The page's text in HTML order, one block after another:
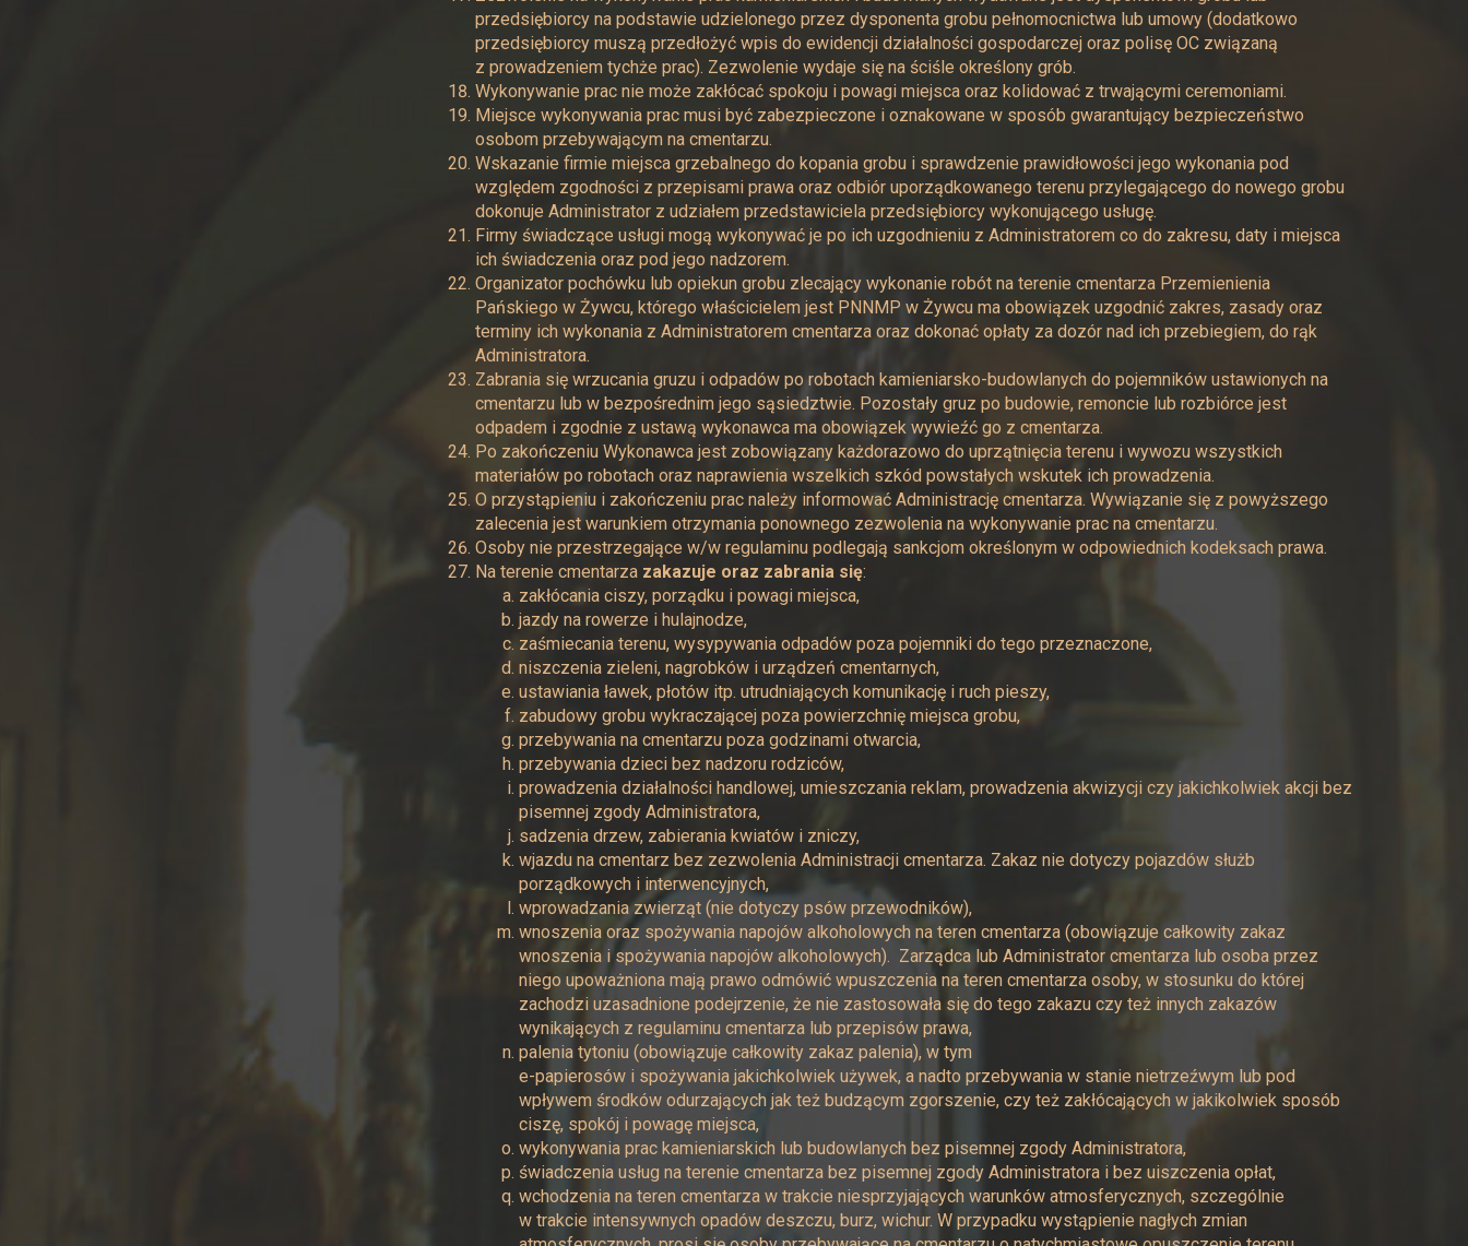
przedsiębiorcy na podstawie udzielonego przez dysponenta grobu pełnomocnictwa lub umowy (dodatkowo
przedsiębiorcy muszą przedłożyć wpis do ewidencji działalności gospodarczej oraz polisę OC związaną
z prowadzeniem tychże prac). Zezwolenie wydaje się na ściśle określony grób.
Wykonywanie prac nie może zakłócać spokoju i powagi miejsca oraz kolidować z trwającymi ceremoniami.
Miejsce wykonywania prac musi być zabezpieczone i oznakowane w sposób gwarantujący bezpieczeństwo
osobom przebywającym na cmentarzu.
Wskazanie firmie miejsca grzebalnego do kopania grobu i sprawdzenie prawidłowości jego wykonania pod
względem zgodności z przepisami prawa oraz odbiór uporządkowanego terenu przylegającego do nowego grobu
dokonuje Administrator z udziałem przedstawiciela przedsiębiorcy wykonującego usługę.
Firmy świadczące usługi mogą wykonywać je po ich uzgodnieniu z Administratorem co do zakresu, daty i miejsca
ich świadczenia oraz pod jego nadzorem.
Organizator pochówku lub opiekun grobu zlecający wykonanie robót na terenie cmentarza Przemienienia
Pańskiego w Żywcu, którego właścicielem jest PNNMP w Żywcu ma obowiązek uzgodnić zakres, zasady oraz
terminy ich wykonania z Administratorem cmentarza oraz dokonać opłaty za dozór nad ich przebiegiem, do rąk
Administratora.
Zabrania się wrzucania gruzu i odpadów po robotach kamieniarsko-budowlanych do pojemników ustawionych na
cmentarzu lub w bezpośrednim jego sąsiedztwie. Pozostały gruz po budowie, remoncie lub rozbiórce jest
odpadem i zgodnie z ustawą wykonawca ma obowiązek wywieźć go z cmentarza.
Po zakończeniu Wykonawca jest zobowiązany każdorazowo do uprzątnięcia terenu i wywozu wszystkich
materiałów po robotach oraz naprawienia wszelkich szkód powstałych wskutek ich prowadzenia.
O przystąpieniu i zakończeniu prac należy informować Administrację cmentarza. Wywiązanie się z powyższego
zalecenia jest warunkiem otrzymania ponownego zezwolenia na wykonywanie prac na cmentarzu.
Osoby nie przestrzegające w/w regulaminu podlegają sankcjom określonym w odpowiednich kodeksach prawa.
Na terenie cmentarza zakazuje oraz zabrania się:
zakłócania ciszy, porządku i powagi miejsca,
jazdy na rowerze i hulajnodze,
zaśmiecania terenu, wysypywania odpadów poza pojemniki do tego przeznaczone,
niszczenia zieleni, nagrobków i urządzeń cmentarnych,
ustawiania ławek, płotów itp. utrudniających komunikację i ruch pieszy,
zabudowy grobu wykraczającej poza powierzchnię miejsca grobu,
przebywania na cmentarzu poza godzinami otwarcia,
przebywania dzieci bez nadzoru rodziców,
prowadzenia działalności handlowej, umieszczania reklam, prowadzenia akwizycji czy jakichkolwiek akcji bez
pisemnej zgody Administratora,
sadzenia drzew, zabierania kwiatów i zniczy,
wjazdu na cmentarz bez zezwolenia Administracji cmentarza. Zakaz nie dotyczy pojazdów służb
porządkowych i interwencyjnych,
wprowadzania zwierząt (nie dotyczy psów przewodników),
wnoszenia oraz spożywania napojów alkoholowych na teren cmentarza (obowiązuje całkowity zakaz
wnoszenia i spożywania napojów alkoholowych). Zarządca lub Administrator cmentarza lub osoba przez
niego upoważniona mają prawo odmówić wpuszczenia na teren cmentarza osoby, w stosunku do której
zachodzi uzasadnione podejrzenie, że nie zastosowała się do tego zakazu czy też innych zakazów
wynikających z regulaminu cmentarza lub przepisów prawa,
palenia tytoniu (obowiązuje całkowity zakaz palenia), w tym
e-papierosów i spożywania jakichkolwiek używek, a nadto przebywania w stanie nietrzeźwym lub pod
wpływem środków odurzających jak też budzącym zgorszenie, czy też zakłócających w jakikolwiek sposób
ciszę, spokój i powagę miejsca,
wykonywania prac kamieniarskich lub budowlanych bez pisemnej zgody Administratora,
świadczenia usług na terenie cmentarza bez pisemnej zgody Administratora i bez uiszczenia opłat,
wchodzenia na teren cmentarza w trakcie niesprzyjających warunków atmosferycznych, szczególnie
w trakcie intensywnych opadów deszczu, burz, wichur. W przypadku wystąpienie nagłych zmian